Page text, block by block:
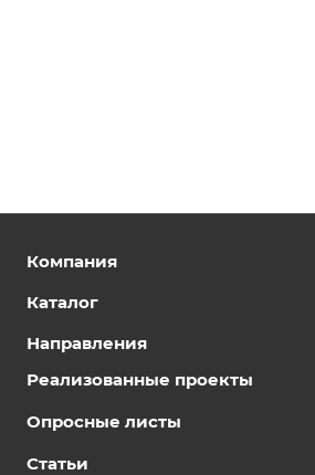
Компания
Каталог
Направления
Реализованные проекты
Опросные листы
Статьи